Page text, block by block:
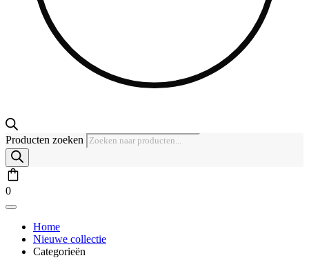
Producten zoeken
0
Home
Nieuwe collectie
Categorieën